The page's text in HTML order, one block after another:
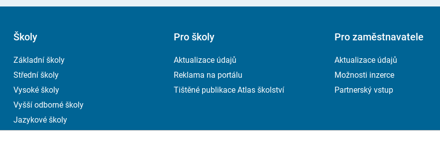
Školy
Základní školy
Střední školy
Vysoké školy
Vyšší odborné školy
Jazykové školy
Pro školy
Aktualizace údajů
Reklama na portálu
Tištěné publikace Atlas školství
Pro zaměstnavatele
Aktualizace údajů
Možnosti inzerce
Partnerský vstup